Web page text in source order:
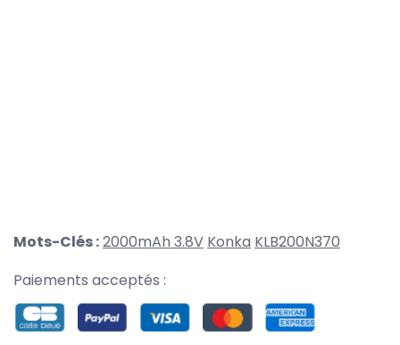
Mots-Clés :2000mAh 3.8V Konka KLB200N370
Paiements acceptés :